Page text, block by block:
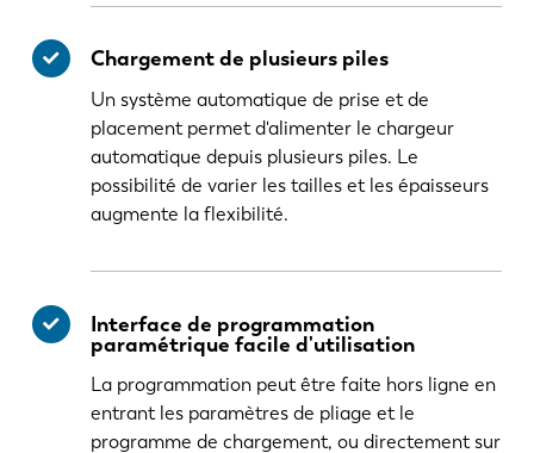
Chargement de plusieurs piles
Un système automatique de prise et de
placement permet d'alimenter le chargeur
automatique depuis plusieurs piles. Le
possibilité de varier les tailles et les épaisseurs
augmente la flexibilité.
Interface de programmation
paramétrique facile d'utilisation
La programmation peut être faite hors ligne en
entrant les paramètres de pliage et le
programme de chargement, ou directement sur